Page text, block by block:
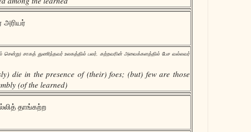
அரியர்
சாகத் துணிந்தவர் உலகத்தில் பலர், கற்றவரின் அவைக்களத்தில் பேச வல்லவர்
die in the presence of (their) foes; (but) few are those
(of the learned)
தாங்கற்ற